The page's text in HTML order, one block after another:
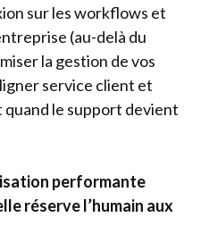
sur les workflows et
(au-delà du
la gestion de vos
service client et
quand le support devient
performante
réserve l’humain aux